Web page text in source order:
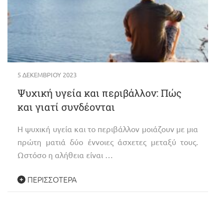
5 ΔΕΚΕΜΒΡΊΟΥ 2023
Ψυχική υγεία και περιβάλλον: Πώς
και γιατί συνδέονται
Η ψυχική υγεία και το περιβάλλον μοιάζουν με μια
πρώτη ματιά δύο έννοιες άσχετες μεταξύ τους.
Ωστόσο η αλήθεια είναι …
ΠΕΡΙΣΣΌΤΕΡΑ